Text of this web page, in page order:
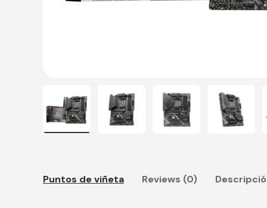
Puntos de viñeta Reviews (0)